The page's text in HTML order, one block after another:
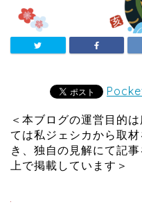
＜本ブログの運営目的
ては私ジェシカから取
き、独自の見解にて記
上で掲載しています＞